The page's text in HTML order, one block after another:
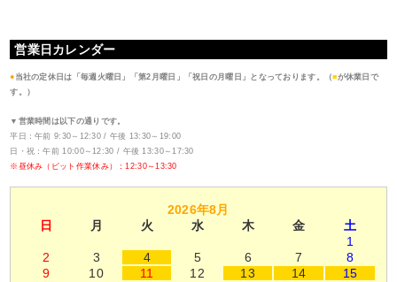
営業日カレンダー
● 当社の定休日は「毎週火曜日」「第2月曜日」「祝日の月曜日」となっております。（■が休業日で
す。）
▼営業時間は以下の通りです。
平日：午前 9:30～12:30 / 午後 13:30～19:00
日・祝：午前 10:00～12:30 / 午後 13:30～17:30
※昼休み（ピット作業休み）：12:30～13:30
2026年8月
日
月 火 水 木 金
土
1
2
3 4 5 6 7
8
9
10 11 12 13 14
15